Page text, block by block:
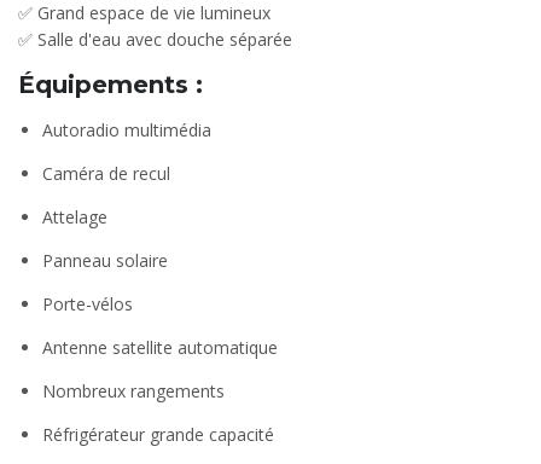
✅ Grand espace de vie lumineux
✅ Salle d'eau avec douche séparée
Équipements :
Autoradio multimédia
Caméra de recul
Attelage
Panneau solaire
Porte-vélos
Antenne satellite automatique
Nombreux rangements
Réfrigérateur grande capacité